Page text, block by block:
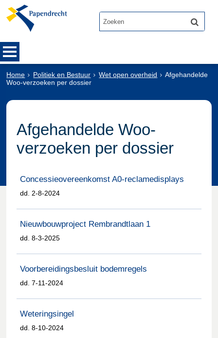
Home Politiek en Bestuur Wet open overheid
Afgehandelde
Woo-verzoeken per dossier
Afgehandelde Woo-
verzoeken per dossier
Concessieovereenkomst A0-reclamedisplays
dd. 2-8-2024
Nieuwbouwproject Rembrandtlaan 1
dd. 8-3-2025
Voorbereidingsbesluit bodemregels
dd. 7-11-2024
Weteringsingel
dd. 8-10-2024